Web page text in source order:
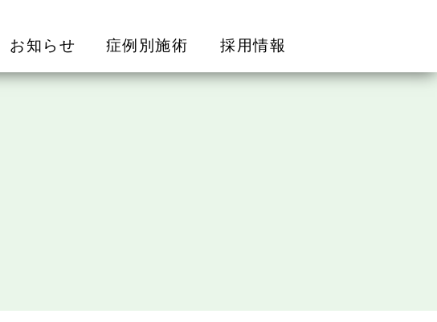
お知らせ 症例別施術 採用情報